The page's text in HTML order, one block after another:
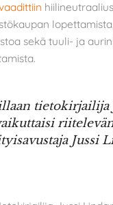
sekä tuuli- ja
tietokirjailija
Jussi